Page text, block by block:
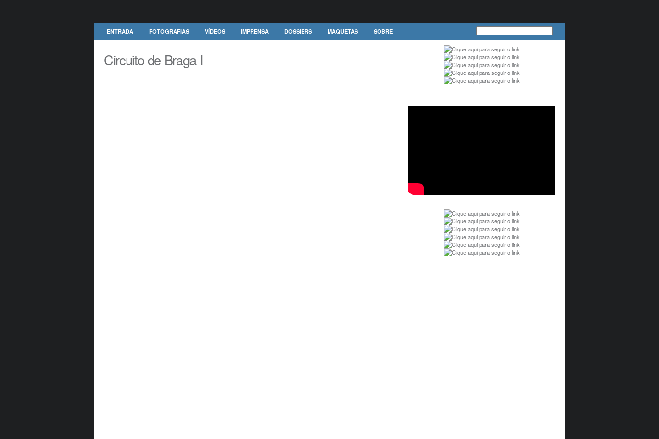
ENTRADA FOTOGRAFIAS VÍDEOS IMPRENSA DOSSIERS MAQUETAS SOBRE
Circuito de Braga I